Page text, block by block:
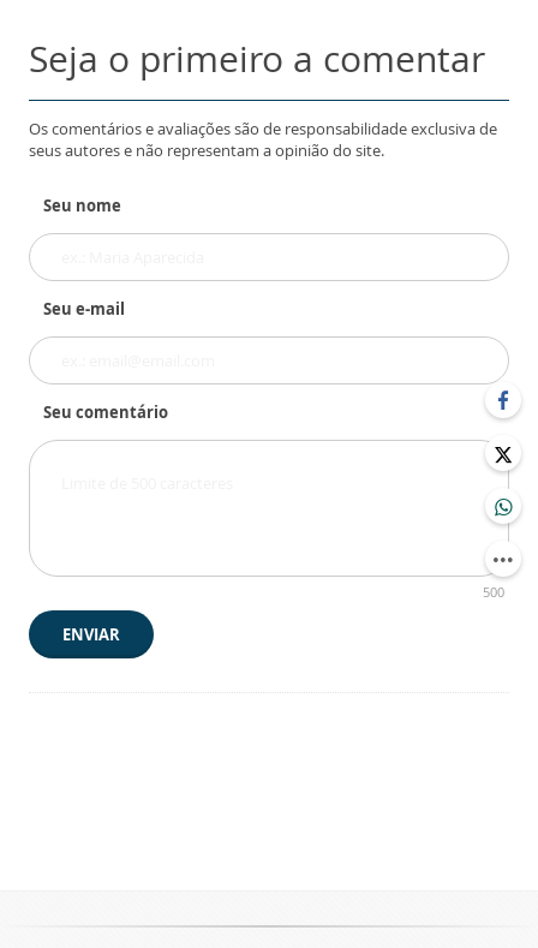
Seja o primeiro a comentar
Os comentários e avaliações são de responsabilidade exclusiva de
seus autores e não representam a opinião do site.
Seu nome
Seu e-mail
Seu comentário
500
ENVIAR